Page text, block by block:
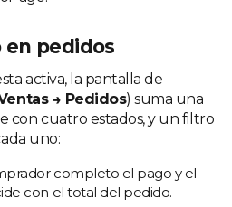
en pedidos
activa, la pantalla de
→ Pedidos) suma una
con cuatro estados, y un filtro
uno:
completo el pago y el
con el total del pedido.